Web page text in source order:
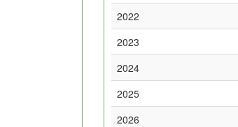
2022
2023
2024
2025
2026